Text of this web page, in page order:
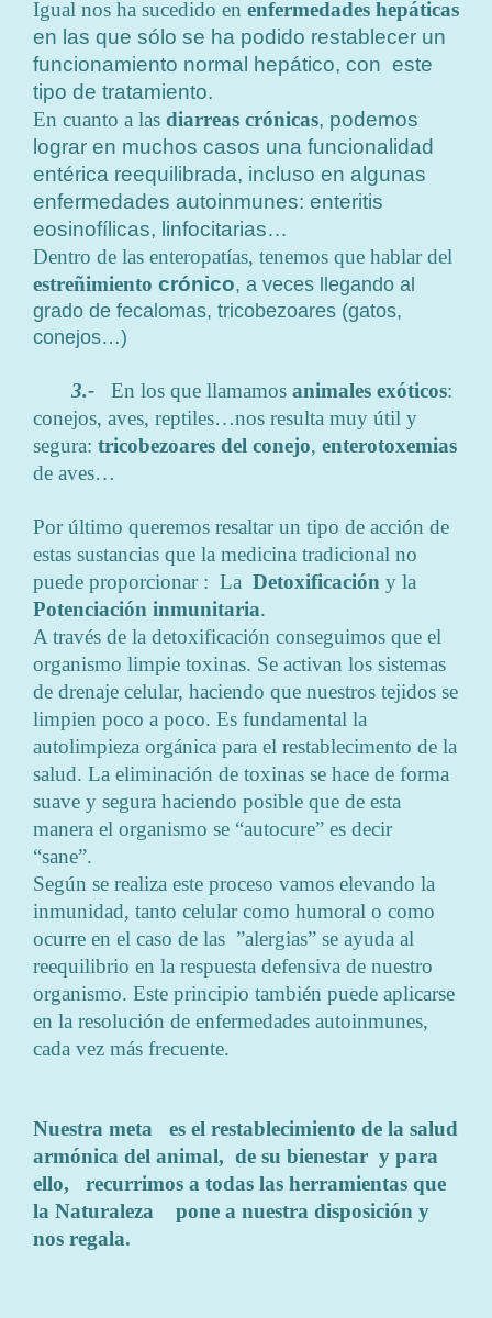
Igual nos ha sucedido en enfermedades hepáticas
en las que sólo se ha podido restablecer un
funcionamiento normal hepático, con este
tipo de tratamiento.
En cuanto a las diarreas crónicas, podemos
lograr en muchos casos una funcionalidad
entérica reequilibrada, incluso en algunas
enfermedades autoinmunes: enteritis
eosinofílicas, linfocitarias…
Dentro de las enteropatías, tenemos que hablar del
estreñimiento crónico, a veces llegando al
grado de fecalomas, tricobezoares (gatos,
conejos…)
3.- En los que llamamos animales exóticos:
conejos, aves, reptiles…nos resulta muy útil y
segura: tricobezoares del conejo, enterotoxemias
de aves…
Por último queremos resaltar un tipo de acción de
estas sustancias que la medicina tradicional no
puede proporcionar : La Detoxificación y la
Potenciación inmunitaria.
A través de la detoxificación conseguimos que el
organismo limpie toxinas. Se activan los sistemas
de drenaje celular, haciendo que nuestros tejidos se
limpien poco a poco. Es fundamental la
autolimpieza orgánica para el restablecimento de la
salud. La eliminación de toxinas se hace de forma
suave y segura haciendo posible que de esta
manera el organismo se “autocure” es decir
“sane”.
Según se realiza este proceso vamos elevando la
inmunidad, tanto celular como humoral o como
ocurre en el caso de las ”alergias” se ayuda al
reequilibrio en la respuesta defensiva de nuestro
organismo. Este principio también puede aplicarse
en la resolución de enfermedades autoinmunes,
cada vez más frecuente.
Nuestra meta es el restablecimiento de la salud
armónica del animal, de su bienestar y para
ello, recurrimos a todas las herramientas que
la Naturaleza pone a nuestra disposición y
nos regala.